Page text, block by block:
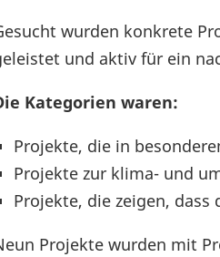
wurden konkrete
und aktiv für ein
Kategorien waren:
Projekte, die in
Projekte zur klima- und
Projekte, die zeigen,
Projekte wurden mit